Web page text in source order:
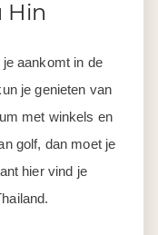
Hin
aankomt in de
je genieten van
met winkels en
golf, dan moet je
hier vind je